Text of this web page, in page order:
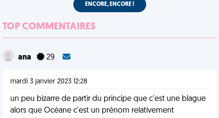
ENCORE, ENCORE !
TOP COMMENTAIRES
ana 29
mardi 3 janvier 2023 12:28
un peu bizarre de partir du principe que c'est une blague
alors que Océane c'est un prénom relativement